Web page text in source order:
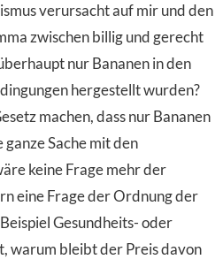
verursacht auf mir und den
zwischen billig und gerecht
nur Bananen in den
hergestellt wurden?
machen, dass nur Bananen
ganze Sache mit den
keine Frage mehr der
eine Frage der Ordnung der
Gesundheits- oder
warum bleibt der Preis davon